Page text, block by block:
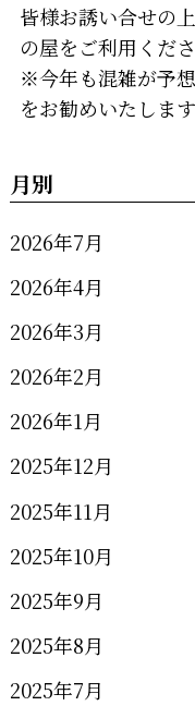
皆様お誘い合せの
の屋をご利用くださ
※今年も混雑が予
をお勧めいたします
月別
2026年7月
2026年4月
2026年3月
2026年2月
2026年1月
2025年12月
2025年11月
2025年10月
2025年9月
2025年8月
2025年7月